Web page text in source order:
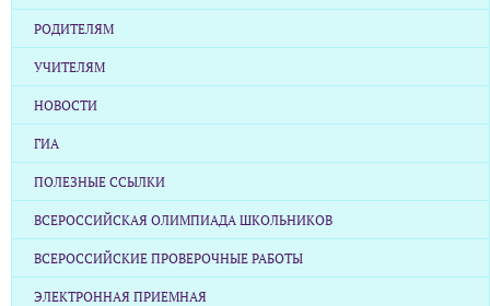
РОДИТЕЛЯМ
УЧИТЕЛЯМ
НОВОСТИ
ГИА
ПОЛЕЗНЫЕ ССЫЛКИ
ВСЕРОССИЙСКАЯ ОЛИМПИАДА ШКОЛЬНИКОВ
ВСЕРОССИЙСКИЕ ПРОВЕРОЧНЫЕ РАБОТЫ
ЭЛЕКТРОННАЯ ПРИЕМНАЯ